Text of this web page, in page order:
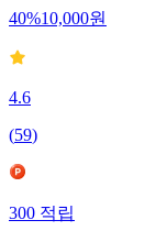
40%10,000원
4.6
(59)
300적립